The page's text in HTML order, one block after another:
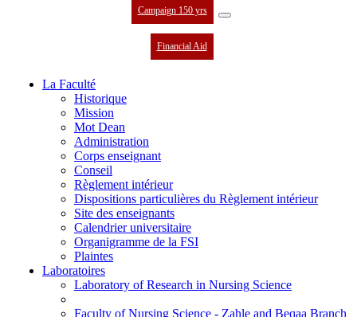
Campaign 150 yrs
Financial Aid
La Faculté
Historique
Mission
Mot Dean
Administration
Corps enseignant
Conseil
Règlement intérieur
Dispositions particulières du Règlement intérieur
Site des enseignants
Calendrier universitaire
Organigramme de la FSI
Plaintes
Laboratoires
Laboratory of Research in Nursing Science
Faculty of Nursing Science - Zahle and Beqaa Branch